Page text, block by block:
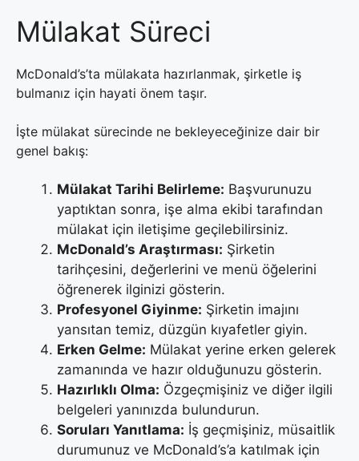
Mülakat Süreci
McDonald’s’ta mülakata hazırlanmak, şirketle iş
bulmanız için hayati önem taşır.
İşte mülakat sürecinde ne bekleyeceğinize dair bir
genel bakış:
Mülakat Tarihi Belirleme: Başvurunuzu
yaptıktan sonra, işe alma ekibi tarafından
mülakat için iletişime geçilebilirsiniz.
McDonald’s Araştırması: Şirketin
tarihçesini, değerlerini ve menü öğelerini
öğrenerek ilginizi gösterin.
Profesyonel Giyinme: Şirketin imajını
yansıtan temiz, düzgün kıyafetler giyin.
Erken Gelme: Mülakat yerine erken gelerek
zamanında ve hazır olduğunuzu gösterin.
Hazırlıklı Olma: Özgeçmişiniz ve diğer ilgili
belgeleri yanınızda bulundurun.
Soruları Yanıtlama: İş geçmişiniz, müsaitlik
durumunuz ve McDonald’s’a katılmak için